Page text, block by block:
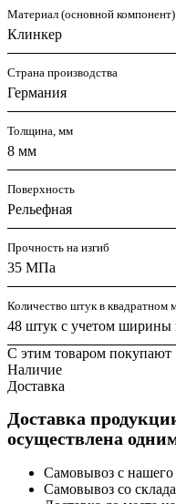
Материал (основной компонент)
Клинкер
Страна производства
Германия
Толщина, мм
8 мм
Поверхность
Рельефная
Прочность на изгиб
35 МПа
Количество штук в квадратном
48 штук с учетом ширины
С этим товаром покупают
Наличие
Доставка
Доставка
осуществлена
Самовывоз с нашего
Самовывоз со